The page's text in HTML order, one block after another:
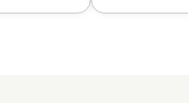
(Série)